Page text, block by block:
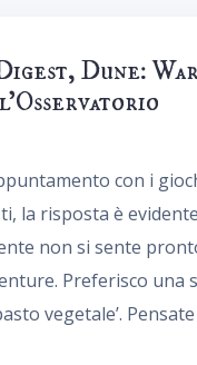
Dune:
con i
la risposta è
non si sente
Preferisco una
vegetale’.